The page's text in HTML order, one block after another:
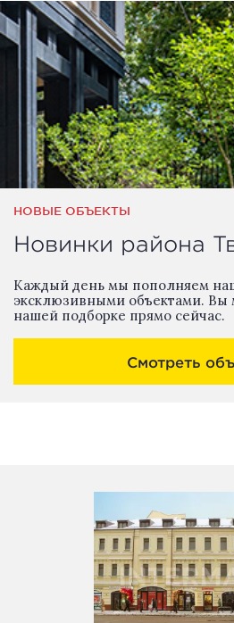
НОВЫЕ ОБЪЕКТЫ
Новинки района
Каждый день мы пополняем
эксклюзивными объектами. Вы
нашей подборке прямо сейчас.
Смотреть